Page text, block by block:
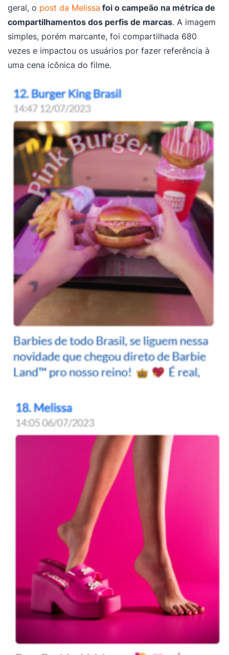
geral, o post da Melissa foi o campeão na métrica de
compartilhamentos dos perfis de marcas. A imagem
simples, porém marcante, foi compartilhada 680
vezes e impactou os usuários por fazer referência à
uma cena icônica do filme.